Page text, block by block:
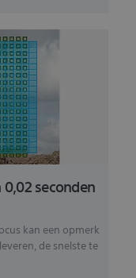
seconden
kan een opmerk
leveren, de snelste te